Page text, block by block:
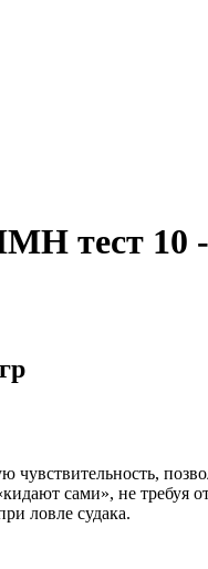
тест 10
сами», не требуя
ловле судака.